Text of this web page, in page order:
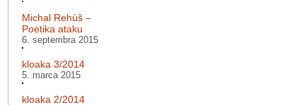
Michal Rehúš –
Poetika ataku
6. septembra 2015
kloaka 3/2014
5. marca 2015
kloaka 2/2014